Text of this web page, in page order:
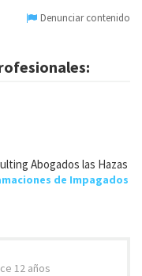
Denunciar contenido
Abogados las Hazas
de Impagados
12 años